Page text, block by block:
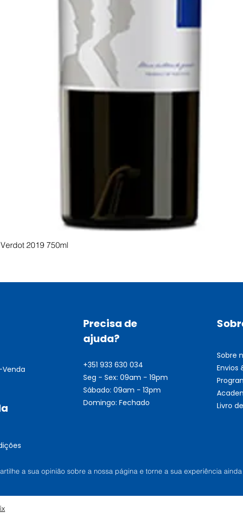
2019 750ml
Venda
Precisa de
ajuda?
+351 933 630 034
Seg - Sex: 09am - 19pm
Sábado: 09am - 13pm
Domingo: Fechado
Sobre
Envios
Livro
a sua opinião sobre a nossa página e torne a sua experiência ainda